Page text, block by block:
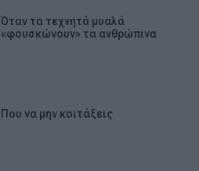
Όταν τα τεχνητά μυαλά
«φουσκώνουν» τα ανθρώπινα
Που να μην κοιτάξεις